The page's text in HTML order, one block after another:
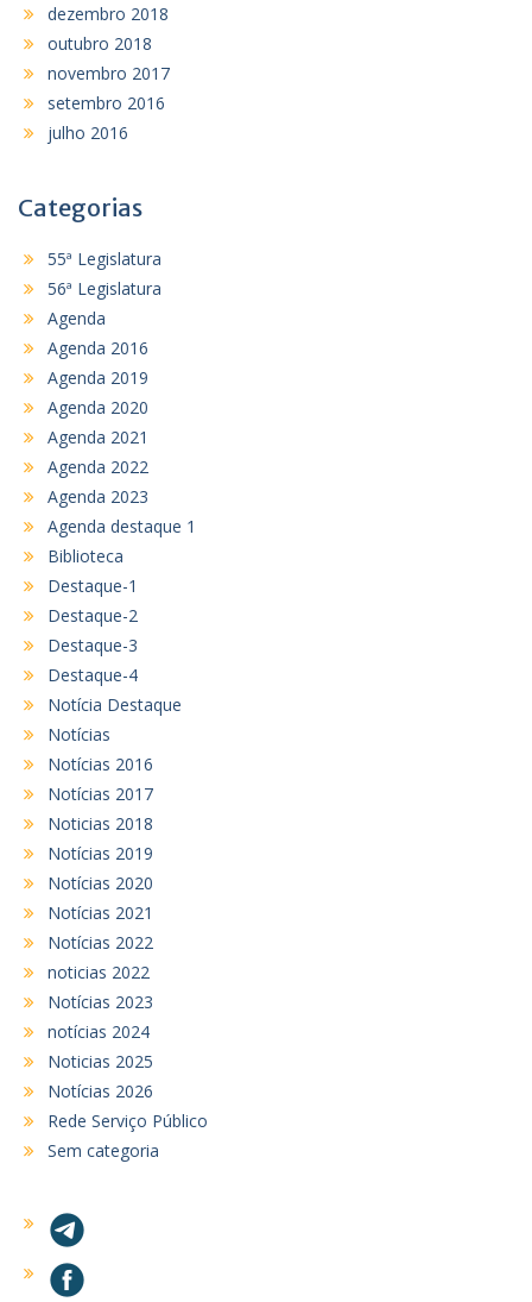
dezembro 2018
outubro 2018
novembro 2017
setembro 2016
julho 2016
Categorias
55ª Legislatura
56ª Legislatura
Agenda
Agenda 2016
Agenda 2019
Agenda 2020
Agenda 2021
Agenda 2022
Agenda 2023
Agenda destaque 1
Biblioteca
Destaque-1
Destaque-2
Destaque-3
Destaque-4
Notícia Destaque
Notícias
Notícias 2016
Notícias 2017
Noticias 2018
Notícias 2019
Notícias 2020
Notícias 2021
Notícias 2022
noticias 2022
Notícias 2023
notícias 2024
Noticias 2025
Notícias 2026
Rede Serviço Público
Sem categoria